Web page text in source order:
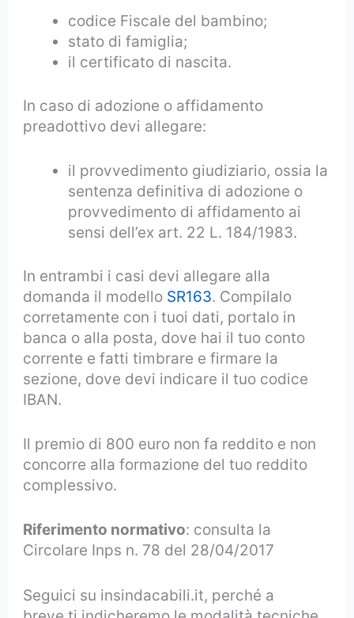
codice Fiscale del bambino;
stato di famiglia;
il certificato di nascita.
In caso di adozione o affidamento
preadottivo devi allegare:
il provvedimento giudiziario, ossia la
sentenza definitiva di adozione o
provvedimento di affidamento ai
sensi dell’ex art. 22 L. 184/1983.
In entrambi i casi devi allegare alla
domanda il modello SR163. Compilalo
corretamente con i tuoi dati, portalo in
banca o alla posta, dove hai il tuo conto
corrente e fatti timbrare e firmare la
sezione, dove devi indicare il tuo codice
IBAN.
Il premio di 800 euro non fa reddito e non
concorre alla formazione del tuo reddito
complessivo.
Riferimento normativo: consulta la
Circolare Inps n. 78 del 28/04/2017
Seguici su insindacabili.it, perché a